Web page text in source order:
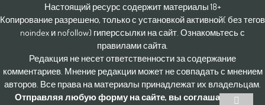
Настоящий ресурс содержит материалы 18+
Копирование разрешено, только с установкой активной( без тегов
noindex и nofollow) гиперссылки на сайт. Ознакомьтесь с
правилами сайта.
Редакция не несет ответственности за содержание
комментариев. Мнение редакции может не совпадать с мнением
авторов. Все права на материалы принадлежат их владельцам.
Отправляя любую форму на сайте, вы соглашаетесь с